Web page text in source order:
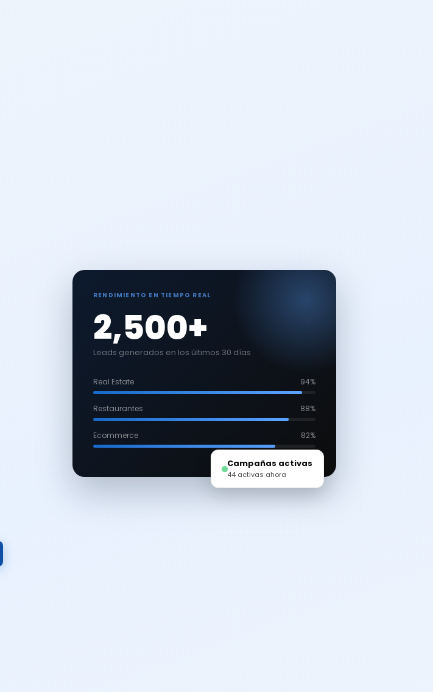
RENDIMIENTO EN TIEMPO REAL
2,500+
Leads generados en los últimos 30 días
Real Estate 94%
Restaurantes 88%
Ecommerce 82%
Campañas activas
44 activas ahora